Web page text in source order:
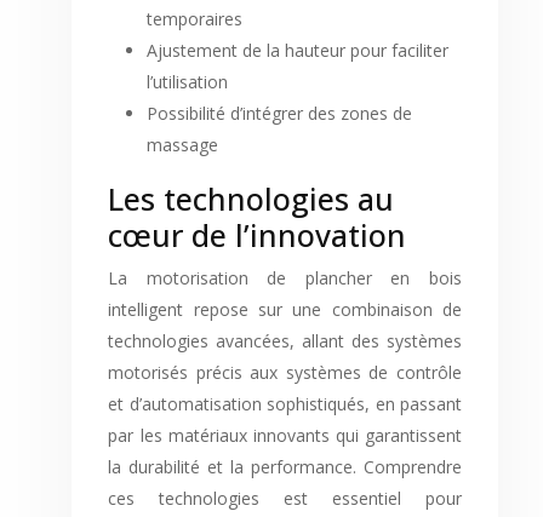
temporaires
Ajustement de la hauteur pour faciliter
l’utilisation
Possibilité d’intégrer des zones de
massage
Les technologies au
cœur de l’innovation
La motorisation de plancher en bois
intelligent repose sur une combinaison de
technologies avancées, allant des systèmes
motorisés précis aux systèmes de contrôle
et d’automatisation sophistiqués, en passant
par les matériaux innovants qui garantissent
la durabilité et la performance. Comprendre
ces technologies est essentiel pour